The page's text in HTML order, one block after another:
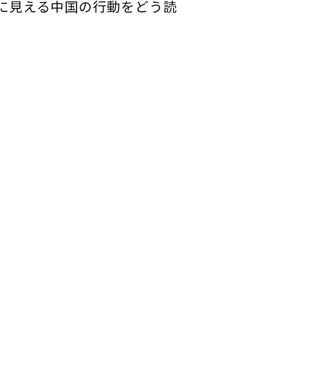
見える中国の行動をどう読